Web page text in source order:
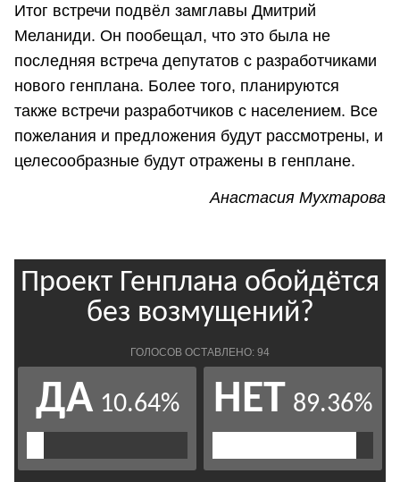
Итог встречи подвёл замглавы Дмитрий
Меланиди. Он пообещал, что это была не
последняя встреча депутатов с разработчиками
нового генплана. Более того, планируются
также встречи разработчиков с населением. Все
пожелания и предложения будут рассмотрены, и
целесообразные будут отражены в генплане.
Анастасия Мухтарова